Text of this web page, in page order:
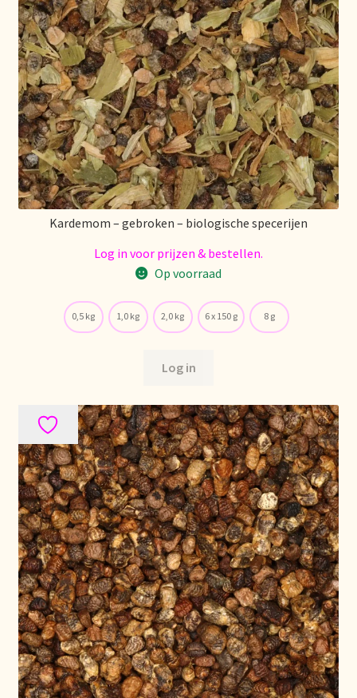
Boletín informativo
Certificados ecológicos.
Certificats biologiques
Commande et délai de livraison
Condiciones generales
Conditions générales
Current price list
Datenschutzerklärung
Declaración de privacidad
Déclaration de confidentialité
Devoluciones y garantía
Envío y entrega
Expédition et livraison
Kardemom – gebroken – biologische specerijen
Log in voor prijzen & bestellen.
Op voorraad
0,5 kg 1,0 kg 2,0 kg 6 x 150 g 8 g
Log in